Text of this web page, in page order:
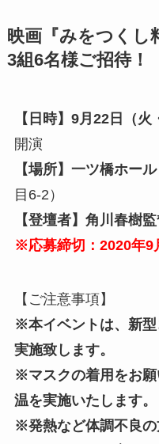
映画『みをつくし
3組6名様ご招待！
【日時】9月22日（火
開演
【場所】一ツ橋ホール
目6-2）
【登壇者】角川春樹
※応募締切：2020年9
【ご注意事項】
※本イベントは、新
実施致します。
※マスクの着用をお
温を実施いたします。
※発熱など体調不良